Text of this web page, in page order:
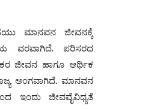
ಮಾನವನ ಜೀವನಕ್ಕೆ
ವರವಾಗಿದೆ. ಪರಿಸರದ
ಜೀವನ ಹಾಗೂ ಆರ್ಥಿಕ
ಅಂಗವಾಗಿದೆ. ಮಾನವನ
ಇಂದು ಜೀವವೈವಿಧ್ಯತೆ